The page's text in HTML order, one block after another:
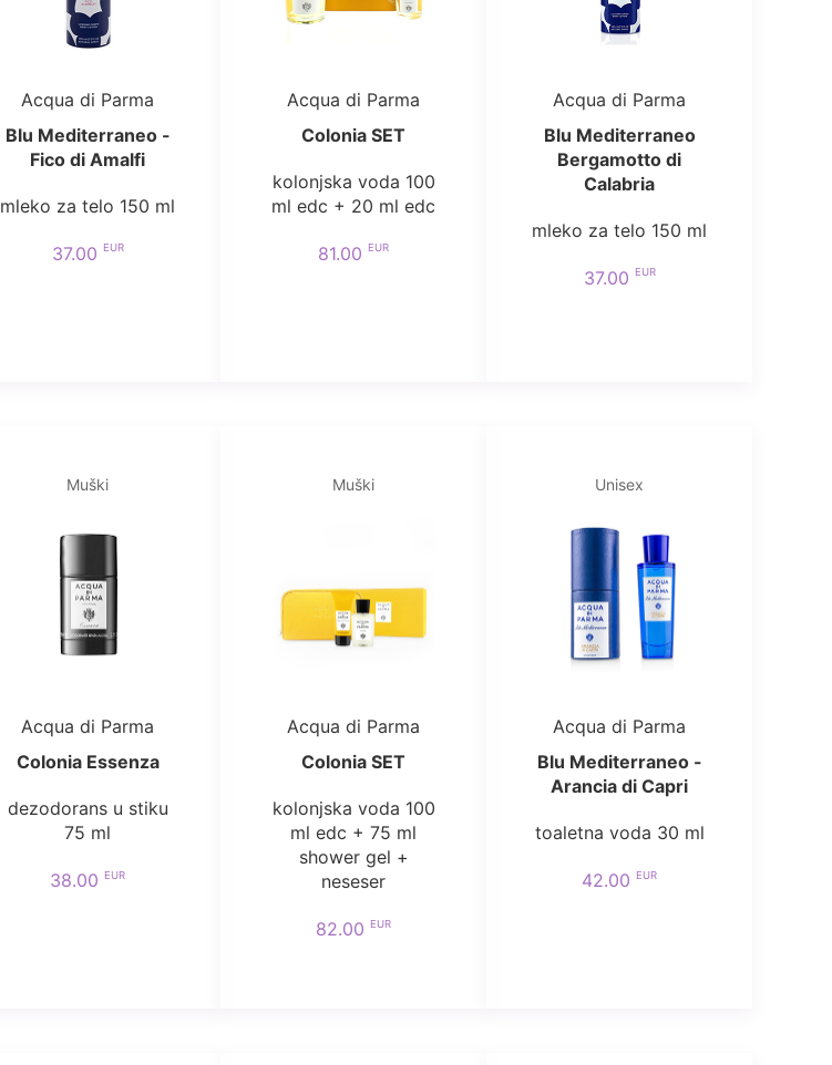
Acqua di Parma
Blu Mediterraneo -
Fico di Amalfi
mleko za telo 150 ml
37.00 EUR
Acqua di Parma
Colonia SET
kolonjska voda 100
ml edc + 20 ml edc
81.00 EUR
Acqua di Parma
Blu Mediterraneo
Bergamotto di
Calabria
mleko za telo 150 ml
37.00 EUR
Muški
Acqua di Parma
Colonia Essenza
dezodorans u stiku
75 ml
38.00 EUR
Muški
Acqua di Parma
Colonia SET
kolonjska voda 100
ml edc + 75 ml
shower gel +
neseser
82.00 EUR
Unisex
Acqua di Parma
Blu Mediterraneo -
Arancia di Capri
toaletna voda 30 ml
42.00 EUR